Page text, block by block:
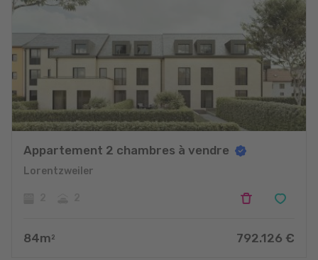
Appartement 2 chambres à vendre
Lorentzweiler
84m 2 792.126 €